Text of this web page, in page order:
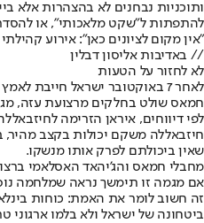
ותוכניות נבחנים לא בהצהרות אלא
להתפתות ל"שקט מלאכותי", או
"אין מקום לציונים כאן": אירוע
// באדיבות אליסון דבלין
לא לחזור על הטעות
לאחר 7 באוקטובר ישראל חייבת
חמאס שולט בחלקים מרצועת עזה,
לפי דיווחים, איראן הזרימה
חיזבאללה משקם יכולות בקצב מהיר,
שאין ביכולתם לפרק אותו מנשקו.
מחבלי חמאס והג'יהאד האסלאמי
אם מגמה זו תימשך נראה שמלחמה
זה חשוב לומר את האמת: כוחות
ביטחונה של ישראל ולא בלמו ארגוני